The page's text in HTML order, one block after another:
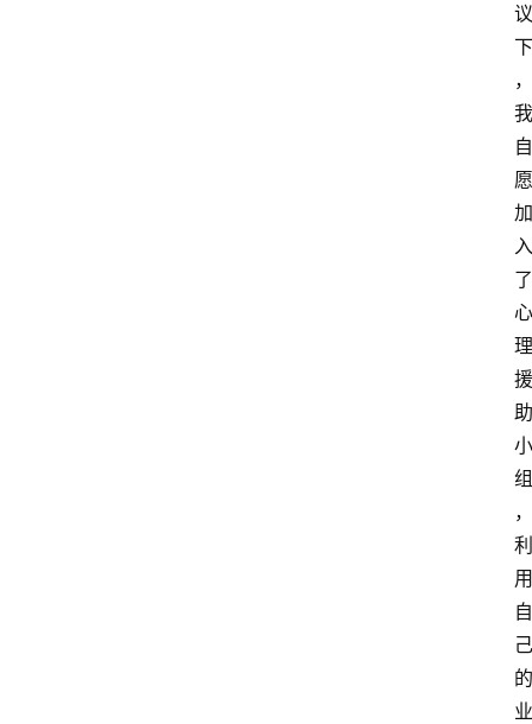
议
下
，
我
自
愿
加
入
了
心
理
援
助
小
组
，
利
用
自
己
的
业